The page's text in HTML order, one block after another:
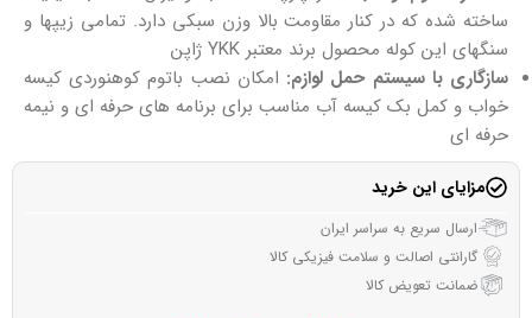
ساخته شده که در کنار مقاومت بالا وزن سبکی دارد. تمامی زیپها و
سنگهای این کوله محصول برند معتبر YKK ژاپن
سازگاری با سیستم حمل لوازم: امکان نصب باتوم کوهنوردی کیسه
خواب و کمل بک کیسه آب مناسب برای برنامه های حرفه ای و نیمه
حرفه ای
مزایای این خرید
ارسال سریع به سراسر ایران
گارانتی اصالت و سلامت فیزیکی کالا
ضمانت تعویض کالا